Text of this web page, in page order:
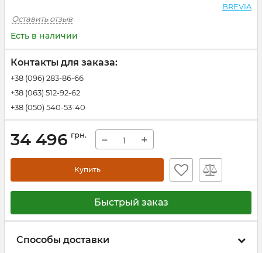
BREVIA
Оставить отзыв
Есть в наличии
Контакты для заказа:
+38 (096) 283-86-66
+38 (063) 512-92-62
+38 (050) 540-53-40
34 496 грн. − +
Купить
Быстрый заказ
Способы доставки